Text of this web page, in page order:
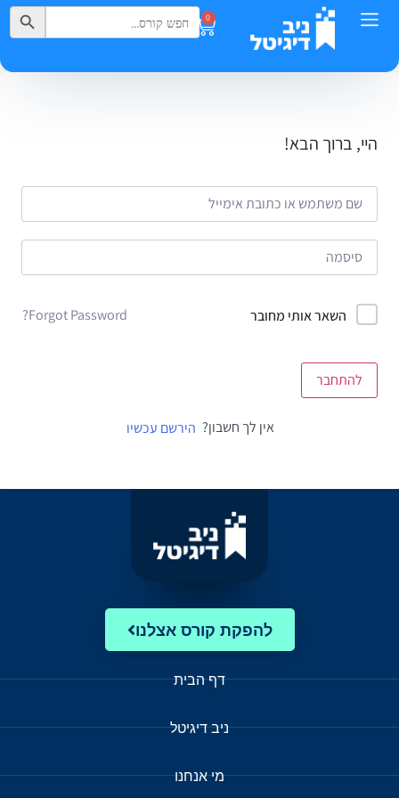
0
Search
for:
Search Button
היי, ברוך הבא!
השאר אותי מחובר Forgot Password?
להתחבר
אין לך חשבון? הירשם עכשיו
להפקת קורס אצלנו
דף הבית
ניב דיגיטל
מי אנחנו